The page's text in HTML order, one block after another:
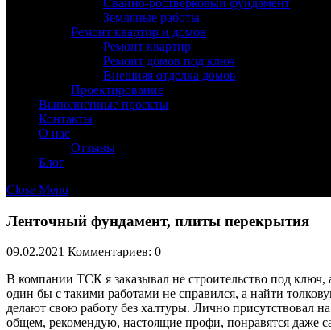
Cвайно-ростверковый фундамент
Земляные работы
Ремонт квартир и домов
Ремонт квартир
Ремонт домов под ключ
Внешняя отделка домов
Проектирование
Выполненные проекты
Контакты
О нас
Отзывы
Блог
Close Menu
Ленточный фундамент, плиты перекрытия
09.02.2021 Комментариев: 0
В компании ТСК я заказывал не строительство под
один бы с такими работами не справился, а найти
делают свою работу без халтуры. Лично присутствовал
общем, рекомендую, настоящие профи, понравятся даже